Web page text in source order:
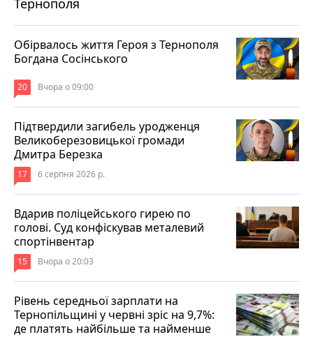
Обірвалось життя Героя з Тернополя
Богдана Сосінського
20 Вчора о 09:00
Підтвердили загибель уродженця
Великоберезовицької громади
Дмитра Березка
17 6 серпня 2026 р.
Вдарив поліцейського гирею по
голові. Суд конфіскував металевий
спортінвентар
15 Вчора о 20:03
Рівень середньої зарплати на
Тернопільщині у червні зріс на 9,7%:
де платять найбільше та найменше